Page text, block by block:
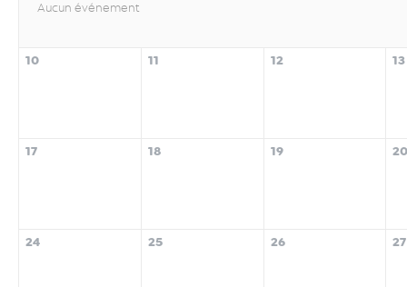
Aucun événement
10 11 12 13
17 18 19 20
24 25 26 27